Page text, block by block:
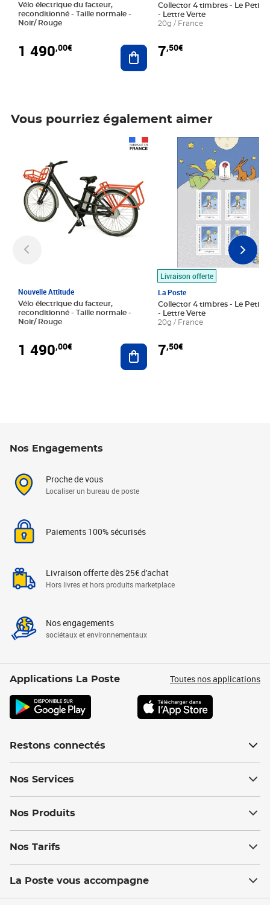
Vélo électrique du facteur,
reconditionné - Taille normale -
Noir/ Rouge
1 490,00€ Ajouter au panier
Collector 4 timbres - Le Petit
- Lettre Verte
20g / France
7,50€
Vous pourriez également aimer
Nouvelle Attitude
Vélo électrique du facteur,
reconditionné - Taille normale -
Noir/ Rouge
1 490,00€ Ajouter au panier
Livraison offerte
La Poste
Collector 4 timbres - Le Petit
- Lettre Verte
20g / France
7,50€
Prix 7,50€
Nos Engagements
Proche de vous
Localiser un bureau de poste
Paiements 100% sécurisés
Livraison offerte dès 25€ d'achat
Hors livres et hors produits marketplace
Nos engagements
sociétaux et environnementaux
Applications La Poste Toutes nos applications
Restons connectés
Nos Services
Nos Produits
Nos Tarifs
La Poste vous accompagne